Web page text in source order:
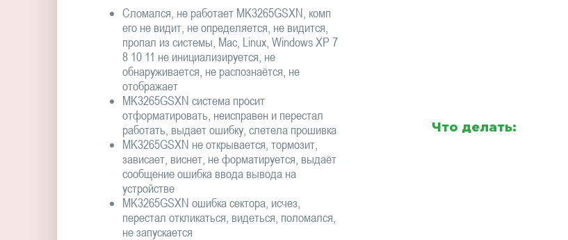
Сломался, не работает MK3265GSXN, комп
его не видит, не определяется, не видится,
пропал из системы, Mac, Linux, Windows XP 7
8 10 11 не инициализируется, не
обнаруживается, не распознаётся, не
отображает
MK3265GSXN система просит
отформатировать, неисправен и перестал
работать, выдает ошибку, слетела прошивка
MK3265GSXN не открывается, тормозит,
зависает, виснет, не форматируется, выдаёт
сообщение ошибка ввода вывода на
устройстве
MK3265GSXN ошибка сектора, исчез,
перестал откликаться, видеться, поломался,
не запускается
Что делать: